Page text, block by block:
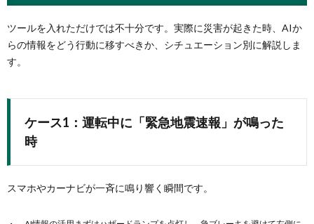
ツールを入れただけでは不十分です。実際に災害が起きた時、AIか
らの情報をどう行動に移すべきか、シチュエーション別に解説しま
す。
ケース1：運転中に「緊急地震速報」が鳴った
時
スマホやカーナビが一斉に鳴り響く瞬間です。